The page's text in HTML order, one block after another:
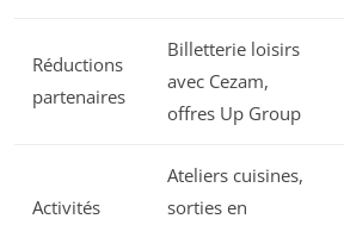
Réductions
partenaires
Billetterie loisirs
avec Cezam,
offres Up Group
Activités
Ateliers cuisines,
sorties en